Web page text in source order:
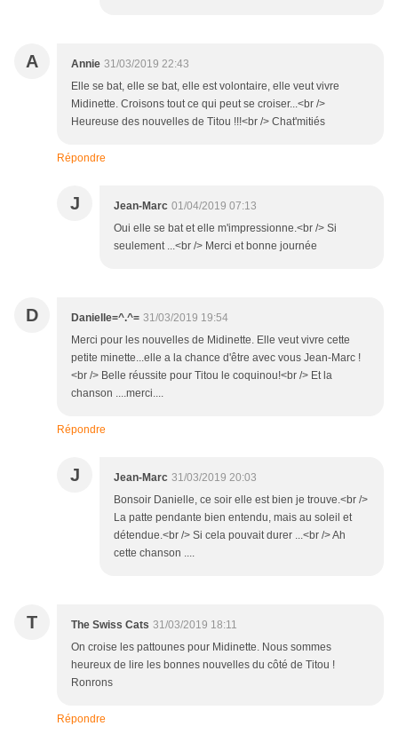
A Annie 31/03/2019 22:43
Elle se bat, elle se bat, elle est volontaire, elle veut vivre
Midinette. Croisons tout ce qui peut se croiser...<br />
Heureuse des nouvelles de Titou !!!<br /> Chat'mitiés
Répondre
J Jean-Marc 01/04/2019 07:13
Oui elle se bat et elle m'impressionne.<br /> Si
seulement ...<br /> Merci et bonne journée
D Danielle=^.^= 31/03/2019 19:54
Merci pour les nouvelles de Midinette. Elle veut vivre cette
petite minette...elle a la chance d'être avec vous Jean-Marc !
<br /> Belle réussite pour Titou le coquinou!<br /> Et la
chanson ....merci....
Répondre
J Jean-Marc 31/03/2019 20:03
Bonsoir Danielle, ce soir elle est bien je trouve.<br />
La patte pendante bien entendu, mais au soleil et
détendue.<br /> Si cela pouvait durer ...<br /> Ah
cette chanson ....
T The Swiss Cats 31/03/2019 18:11
On croise les pattounes pour Midinette. Nous sommes
heureux de lire les bonnes nouvelles du côté de Titou !
Ronrons
Répondre